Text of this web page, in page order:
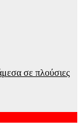
σε πλούσιες